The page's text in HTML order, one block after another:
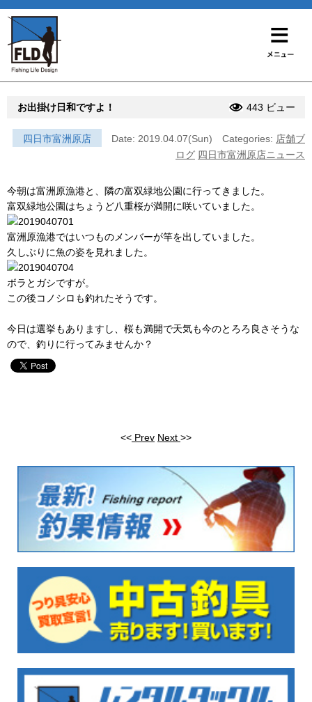
お出掛け日和ですよ！ 443 ビュー
四日市富洲原店 Date: 2019.04.07(Sun) Categories: 店舗ブ
ログ 四日市富洲原店ニュース
今朝は富洲原漁港と、隣の富双緑地公園に行ってきました。
富双緑地公園はちょうど八重桜が満開に咲いていました。
富洲原漁港ではいつものメンバーが竿を出していました。
久しぶりに魚の姿を見れました。
ボラとガシですが。
この後コノシロも釣れたそうです。
今日は選挙もありますし、桜も満開で天気も今のとろろ良さそうな
ので、釣りに行ってみませんか？
<< Prev Next >>